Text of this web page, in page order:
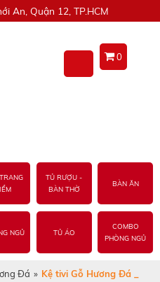
An, Quận 12, TP.HCM
0
TỦ RƯỢU -
BÀN THỜ
BÀN ĂN
NGỦ TỦ ÁO
COMBO
PHÒNG NGỦ
Đá » Kệ tivi Gỗ Hương Đá _